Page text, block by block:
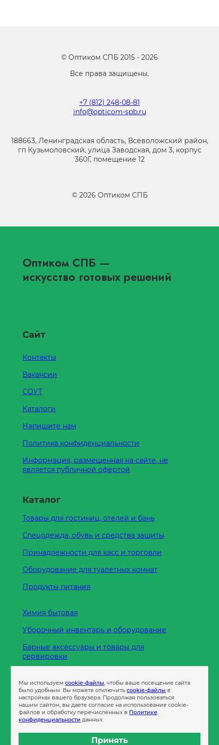
© Оптиком СПБ 2015 - 2026
Все права защищены.
+7 (812) 248-08-81
info@opticom-spb.ru
188663, Ленинградская область, Всеволожский район,
гп Кузьмоловский, улица Заводская, дом 3, корпус
360Г, помещение 12
© 2026 Оптиком СПБ
Оптиком СПБ —
искусство готовых решений
Сайт
Контакты
Вакансии
СОУТ
Каталоги
Напишите нам
Политика конфиденциальности
Информация, размещенная на сайте, не
является публичной офертой
Каталог
Товары для гостиниц, отелей и бань
Спецодежда, обувь и средства защиты
Принадлежности для касс и торговли
Оборудование для туалетных комнат
Продукты питания
Химия бытовая
Уборочный инвентарь и оборудование
Барные аксессуары и товары для
сервировки
Пленка
Пакеты и сумки
Контейнеры
Мы используемcookie-файлы, чтобы ваше посещение сайта
было удобным. Вы можете отключитьcookie-файлы в
настройках вашего браузера. Продолжая пользоваться
нашим сайтом, вы даете согласие на использование cookie-
файлов и обработку перечисленных в Политике
конфиденциальности данных.
Принять